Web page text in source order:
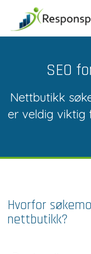
SEO
Nettbutikk
er veldig viktig
Hvorfor
nettbutikk?